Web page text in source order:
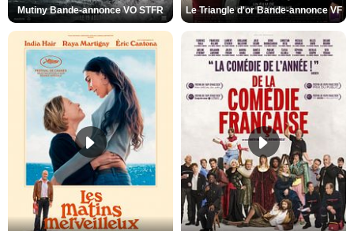
Mutiny Bande-annonce VO STFR Le Triangle d'or Bande-annonce VF